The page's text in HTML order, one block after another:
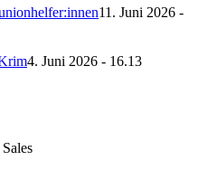
11. Juni 2026 -
4. Juni 2026 - 16.13